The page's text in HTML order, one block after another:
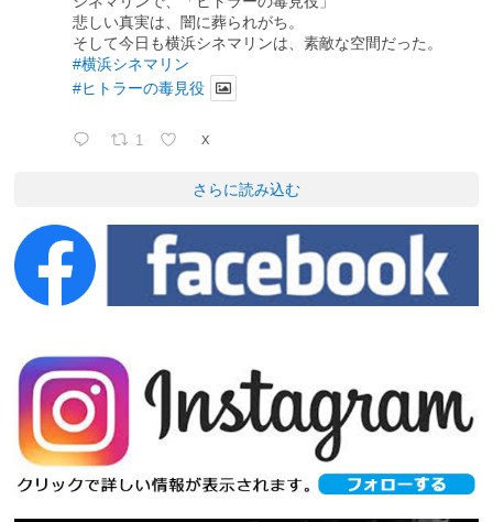
悲しい真実は、闇に葬られがち。
そして今日も横浜シネマリンは、素敵な空間だった。
#横浜シネマリン
#ヒトラーの毒見役
1 X
さらに読み込む